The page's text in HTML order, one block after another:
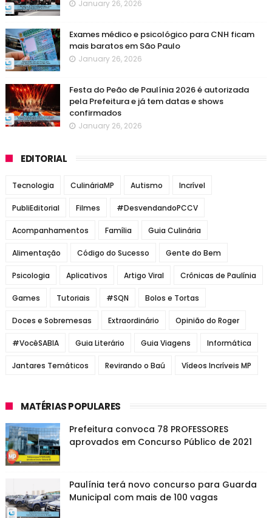
January 26, 2026
Exames médico e psicológico para CNH ficam
mais baratos em São Paulo
January 26, 2026
Festa do Peão de Paulínia 2026 é autorizada
pela Prefeitura e já tem datas e shows
confirmados
January 26, 2026
EDITORIAL
Tecnologia CulináriaMP Autismo Incrível
PubliEditorial Filmes #DesvendandoPCCV
Acompanhamentos Família Guia Culinária
Alimentação Código do Sucesso Gente do Bem
Psicologia Aplicativos Artigo Viral Crônicas de Paulínia
Games Tutoriais #SQN Bolos e Tortas
Doces e Sobremesas Extraordinário Opinião do Roger
#VocêSABIA Guia Literário Guia Viagens Informática
Jantares Temáticos Revirando o Baú Vídeos Incríveis MP
MATÉRIAS POPULARES
Prefeitura convoca 78 PROFESSORES
aprovados em Concurso Público de 2021
Paulínia terá novo concurso para Guarda
Municipal com mais de 100 vagas